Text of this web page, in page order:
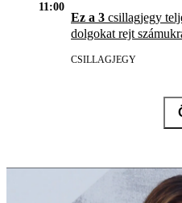
11:00
Ez a 3 csillagjegy
dolgokat rejt
CSILLAGJEGY